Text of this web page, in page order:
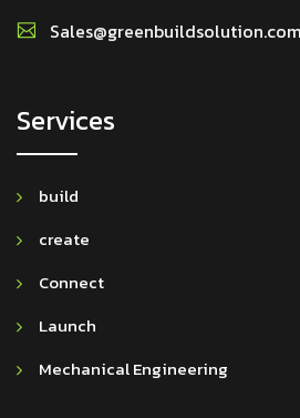
Sales@greenbuildsolution.com
Services
build
create
Connect
Launch
Mechanical Engineering